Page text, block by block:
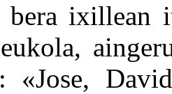
bera ixillean
«Jose,